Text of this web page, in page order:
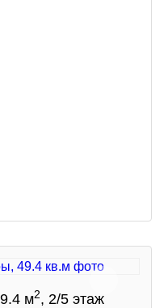
м2, 2/5 этаж